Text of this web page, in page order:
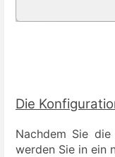
Die
Nachdem Sie die
werden Sie in ein